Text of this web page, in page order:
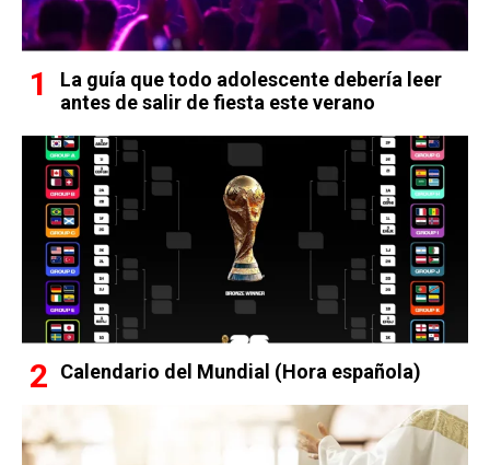
La guía que todo adolescente debería leer
antes de salir de fiesta este verano
Calendario del Mundial (Hora española)